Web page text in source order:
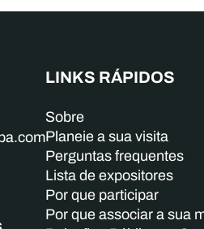
LINKS RÁPIDOS
Sobre
Planeie a sua visita
Perguntas frequentes
Lista de expositores
Por que participar
Por que associar a sua